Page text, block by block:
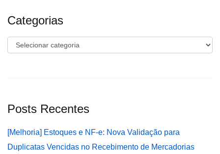
Categorias
Categorias
Posts Recentes
[Melhoria] Estoques e NF-e: Nova Validação para
Duplicatas Vencidas no Recebimento de Mercadorias